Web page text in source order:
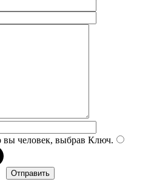
человек, выбрав Ключ.